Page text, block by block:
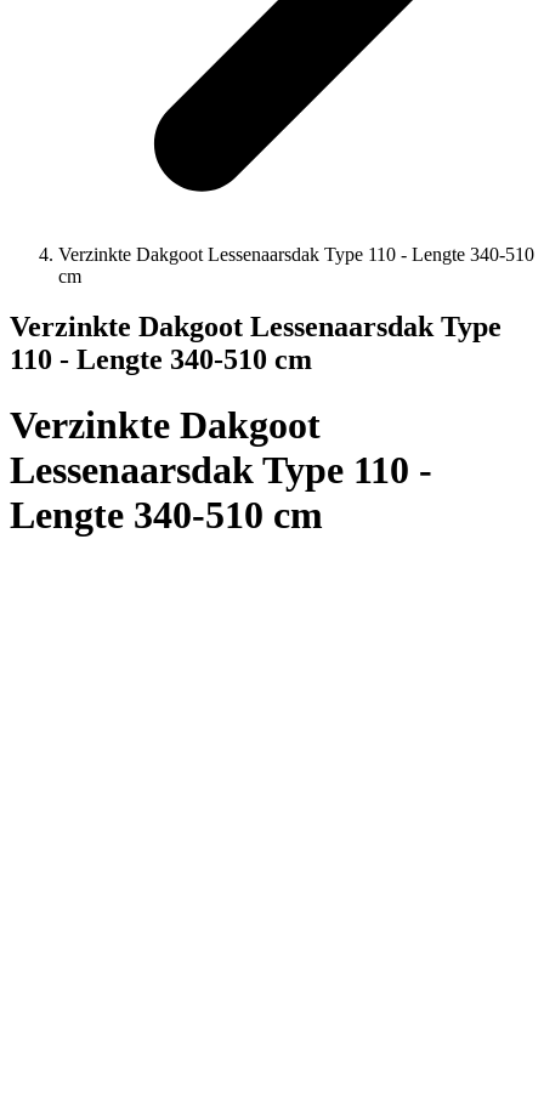
Verzinkte Dakgoot Lessenaarsdak Type 110 - Lengte 340-510
cm
Verzinkte Dakgoot Lessenaarsdak Type
110 - Lengte 340-510 cm
Verzinkte Dakgoot
Lessenaarsdak Type 110 -
Lengte 340-510 cm